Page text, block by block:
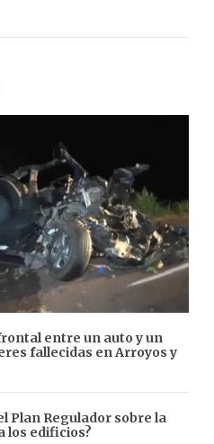
entre un auto y un
fallecidas en Arroyos y
Plan Regulador sobre la
los edificios?